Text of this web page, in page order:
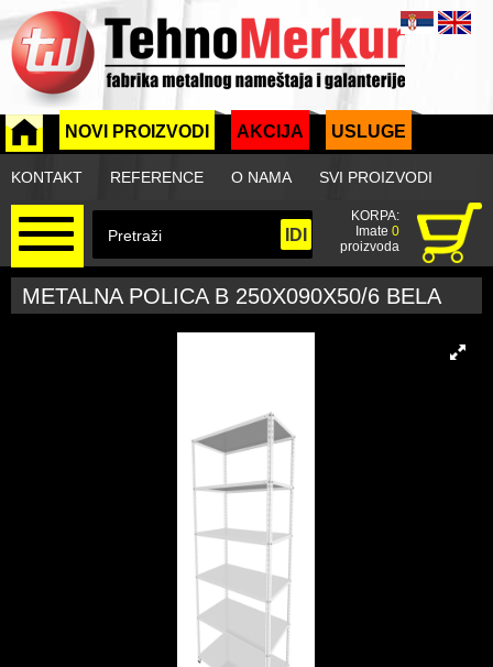
NOVI PROIZVODI AKCIJA USLUGE
KONTAKT REFERENCE O NAMA SVI PROIZVODI
KORPA:
Imate 0
proizvoda
METALNA POLICA B 250X090X50/6 BELA